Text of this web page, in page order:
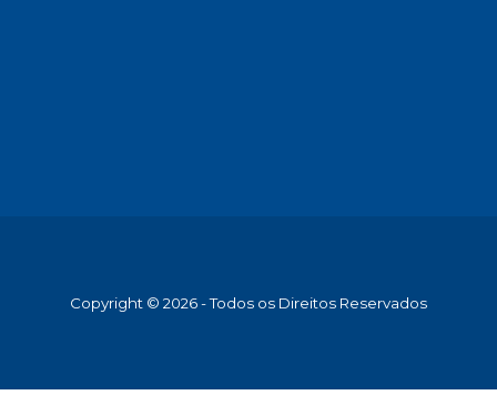
Copyright © 2026 - Todos os Direitos Reservados